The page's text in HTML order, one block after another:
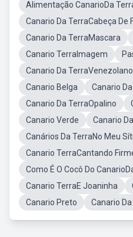
Alimentação CanarioDa
Canario Da TerraCabeça De
Canario Da TerraMascara
Canario TerraImagem
Canario Da TerraVenezolano
Canario Belga
Canario
Canario Da TerraOpalino
Canario Verde
Canario
Canários Da TerraNo Meu
Canario TerraCantando
Como É O Cocô Do
Canario TerraE Joaninha
Canario Preto
Canario